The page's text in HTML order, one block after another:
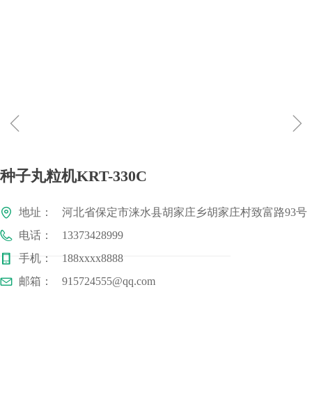
ꁆ ꁇ
种子丸粒机KRT-330C
地址：
河北省保定市涞水县胡家庄乡胡家庄村致富路93号
电话：
13373428999
手机：
188xxxx8888
邮箱：
915724555@qq.com